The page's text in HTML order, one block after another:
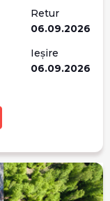
Retur
06.09.2026
Ieșire
06.09.2026